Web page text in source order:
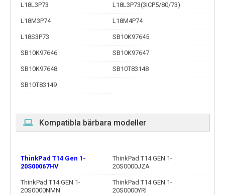
L18L3P73 L18L3P73(3ICP5/80/73)
L18M3P74 L18M4P74
L18S3P73 SB10K97645
SB10K97646 SB10K97647
SB10K97648 SB10T83148
SB10T83149
Kompatibla bärbara modeller
ThinkPad T14 Gen 1-
20S00067HV
ThinkPad T14 GEN 1-
20S0000JZA
ThinkPad T14 GEN 1-
20S0000NMN
ThinkPad T14 GEN 1-
20S0000YRI